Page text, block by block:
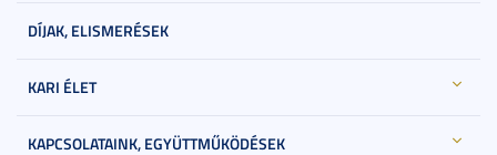
DÍJAK, ELISMERÉSEK
KARI ÉLET
KAPCSOLATAINK, EGYÜTTMŰKÖDÉSEK